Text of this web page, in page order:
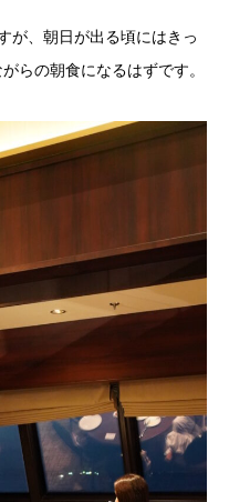
が、朝日が出る頃にはきっ
らの朝食になるはずです。